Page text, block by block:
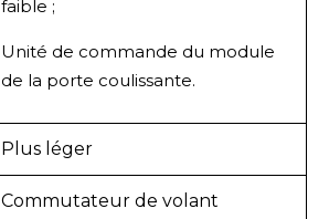
faible ;
Unité de commande du module
de la porte coulissante.
Plus léger
Commutateur de volant